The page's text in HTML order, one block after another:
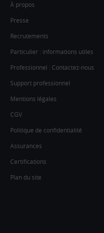
À propos
Presse
Recrutements
Particulier : informations utiles
Professionnel : Contactez-nous
Support professionnel
Mentions légales
CGV
Politique de confidentialité
Assurances
Certifications
Plan du site